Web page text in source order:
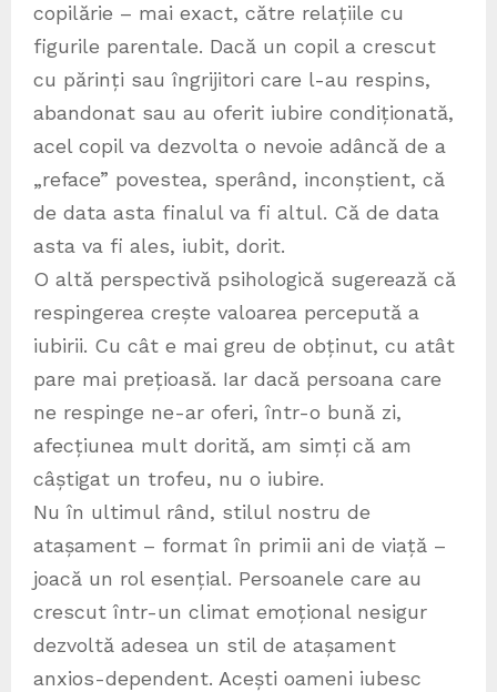
copilărie – mai exact, către relațiile cu
figurile parentale. Dacă un copil a crescut
cu părinți sau îngrijitori care l-au respins,
abandonat sau au oferit iubire condiționată,
acel copil va dezvolta o nevoie adâncă de a
„reface” povestea, sperând, inconștient, că
de data asta finalul va fi altul. Că de data
asta va fi ales, iubit, dorit.
O altă perspectivă psihologică sugerează că
respingerea crește valoarea percepută a
iubirii. Cu cât e mai greu de obținut, cu atât
pare mai prețioasă. Iar dacă persoana care
ne respinge ne-ar oferi, într-o bună zi,
afecțiunea mult dorită, am simți că am
câștigat un trofeu, nu o iubire.
Nu în ultimul rând, stilul nostru de
atașament – format în primii ani de viață –
joacă un rol esențial. Persoanele care au
crescut într-un climat emoțional nesigur
dezvoltă adesea un stil de atașament
anxios-dependent. Acești oameni iubesc